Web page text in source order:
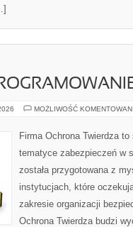
MOŻLIWOŚĆ
Firma Ochrona Twierdza
tematyce zabezpieczeń w
została przygotowana z
instytucjach, które
zakresie organizacji
Ochrona Twierdza budzi